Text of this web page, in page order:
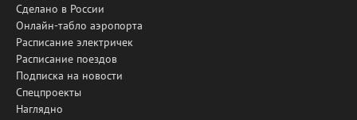
Сделано в России
Онлайн-табло аэропорта
Расписание электричек
Расписание поездов
Подписка на новости
Спецпроекты
Наглядно